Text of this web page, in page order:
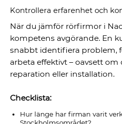
Kontrollera erfarenhet och
När du jämför rörfirmor i
kompetens avgörande. En
snabbt identifiera problem,
arbeta effektivt – oavsett om
reparation eller installation.
Checklista:
Hur länge har firman varit
Stockholmsområdet?